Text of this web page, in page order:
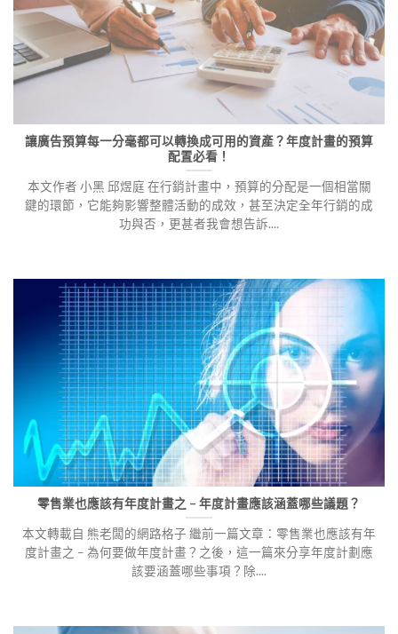
讓廣告預算每一分毫都可以轉換成可用的資產？年度計畫的預算
配置必看！
本文作者 小黑 邱煜庭 在行銷計畫中，預算的分配是一個相當關
鍵的環節，它能夠影響整體活動的成效，甚至決定全年行銷的成
功與否，更甚者我會想告訴....
零售業也應該有年度計畫之 – 年度計畫應該涵蓋哪些議題？
本文轉載自 熊老闆的網路格子 繼前一篇文章：零售業也應該有年
度計畫之 – 為何要做年度計畫？之後，這一篇來分享年度計劃應
該要涵蓋哪些事項？除....